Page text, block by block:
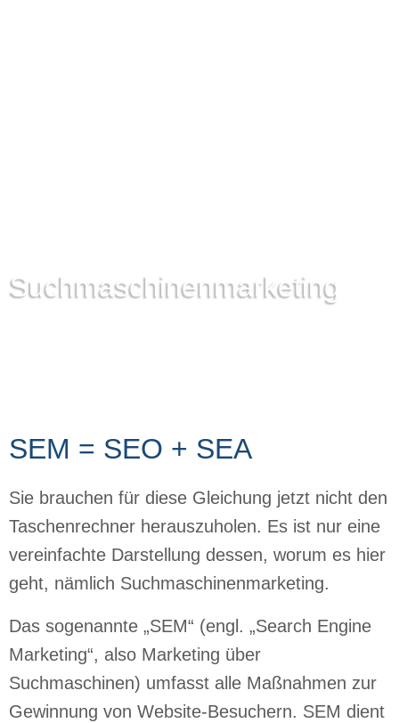
Suchmaschinen­marketing
SEM = SEO + SEA
Sie brauchen für diese Gleichung jetzt nicht den
Taschenrechner herauszuholen. Es ist nur eine
vereinfachte Darstellung dessen, worum es hier
geht, nämlich Suchmaschinenmarketing.
Das sogenannte „SEM“ (engl. „Search Engine
Marketing“, also Marketing über
Suchmaschinen) umfasst alle Maßnahmen zur
Gewinnung von Website-Besuchern. SEM dient